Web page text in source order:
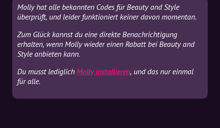
Molly hat alle bekannten Codes für Beauty and Style
überprüft, und leider funktioniert keiner davon momentan.
Zum Glück kannst du eine direkte Benachrichtigung
erhalten, wenn Molly wieder einen Rabatt bei Beauty and
Style anbieten kann.
Du musst lediglich Molly installieren, und das nur einmal
für alle.